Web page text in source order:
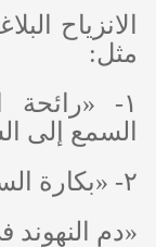
الانزياح
مثل:
١-
السمع إلى
٢- «بكارة السماء» (تشخيص كوني)
«دم النهوند